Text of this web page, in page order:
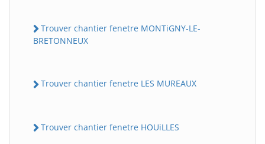
Trouver chantier fenetre MONTiGNY-LE-
BRETONNEUX
Trouver chantier fenetre LES MUREAUX
Trouver chantier fenetre HOUiLLES